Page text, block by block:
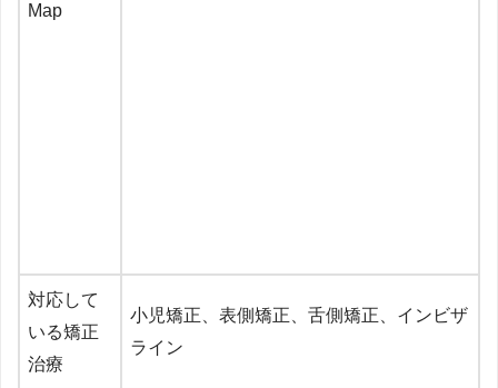
Map
対応して
いる矯正
治療
小児矯正、表側矯正、舌側矯正、インビザ
ライン